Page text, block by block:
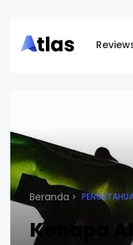
Beranda
Kenapa